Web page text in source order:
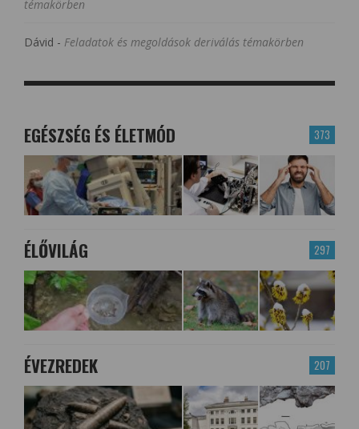
témakörben
Dávid - Feladatok és megoldások deriválás témakörben
373
EGÉSZSÉG ÉS ÉLETMÓD
297
ÉLŐVILÁG
207
ÉVEZREDEK